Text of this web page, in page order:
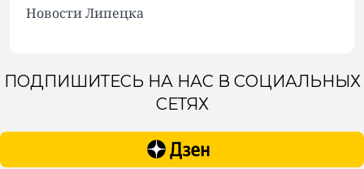
Новости Липецка
ПОДПИШИТЕСЬ НА НАС В СОЦИАЛЬНЫХ
СЕТЯХ